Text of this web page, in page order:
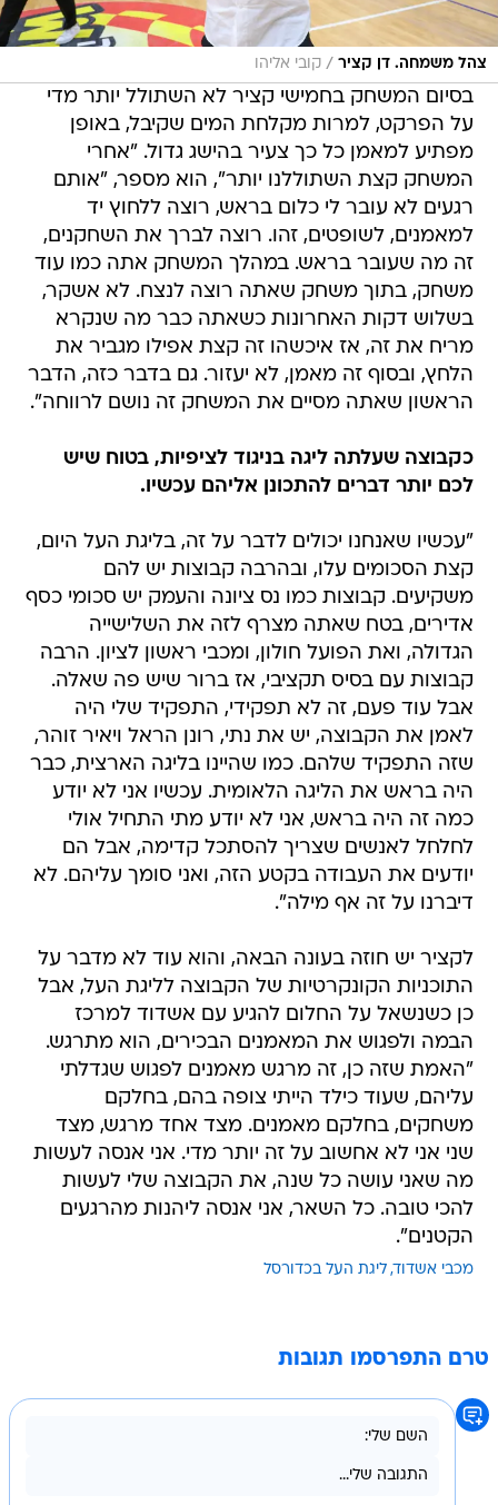
צהל משמחה. דן קציר / קובי אליהו
בסיום המשחק בחמישי קציר לא השתולל יותר מדי
על הפרקט, למרות מקלחת המים שקיבל, באופן
מפתיע למאמן כל כך צעיר בהישג גדול. "אחרי
המשחק קצת השתוללנו יותר", הוא מספר, "אותם
רגעים לא עובר לי כלום בראש, רוצה ללחוץ יד
למאמנים, לשופטים, זהו. רוצה לברך את השחקנים,
זה מה שעובר בראש. במהלך המשחק אתה כמו עוד
משחק, בתוך משחק שאתה רוצה לנצח. לא אשקר,
בשלוש דקות האחרונות כשאתה כבר מה שנקרא
מריח את זה, אז איכשהו זה קצת אפילו מגביר את
הלחץ, ובסוף זה מאמן, לא יעזור. גם בדבר כזה, הדבר
הראשון שאתה מסיים את המשחק זה נושם לרווחה".
כקבוצה שעלתה ליגה בניגוד לציפיות, בטוח שיש
לכם יותר דברים להתכונן אליהם עכשיו.
"עכשיו שאנחנו יכולים לדבר על זה, בליגת העל היום,
קצת הסכומים עלו, ובהרבה קבוצות יש להם
משקיעים. קבוצות כמו נס ציונה והעמק יש סכומי כסף
אדירים, בטח שאתה מצרף לזה את השלישייה
הגדולה, ואת הפועל חולון, ומכבי ראשון לציון. הרבה
קבוצות עם בסיס תקציבי, אז ברור שיש פה שאלה.
אבל עוד פעם, זה לא תפקידי, התפקיד שלי היה
לאמן את הקבוצה, יש את נתי, רונן הראל ויאיר זוהר,
שזה התפקיד שלהם. כמו שהיינו בליגה הארצית, כבר
היה בראש את הליגה הלאומית. עכשיו אני לא יודע
כמה זה היה בראש, אני לא יודע מתי התחיל אולי
לחלחל לאנשים שצריך להסתכל קדימה, אבל הם
יודעים את העבודה בקטע הזה, ואני סומך עליהם. לא
דיברנו על זה אף מילה".
לקציר יש חוזה בעונה הבאה, והוא עוד לא מדבר על
התוכניות הקונקרטיות של הקבוצה לליגת העל, אבל
כן כשנשאל על החלום להגיע עם אשדוד למרכז
הבמה ולפגוש את המאמנים הבכירים, הוא מתרגש.
"האמת שזה כן, זה מרגש מאמנים לפגוש שגדלתי
עליהם, שעוד כילד הייתי צופה בהם, בחלקם
משחקים, בחלקם מאמנים. מצד אחד מרגש, מצד
שני אני לא אחשוב על זה יותר מדי. אני אנסה לעשות
מה שאני עושה כל שנה, את הקבוצה שלי לעשות
להכי טובה. כל השאר, אני אנסה ליהנות מהרגעים
הקטנים".
מכבי אשדוד ליגת העל בכדורסל
טרם התפרסמו תגובות